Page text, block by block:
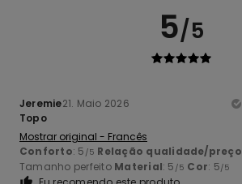
5/5
Jeremie21. Maio 2026
Topo
Mostrar original - Francês
Conforto: 5 /5 Relação qualidade/preço
Tamanho perfeito Material: 5 /5 Cor: 5/5